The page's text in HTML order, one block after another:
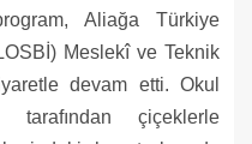
Aliağa Türkiye
Meslekî ve Teknik
devam etti. Okul
çiçeklerle